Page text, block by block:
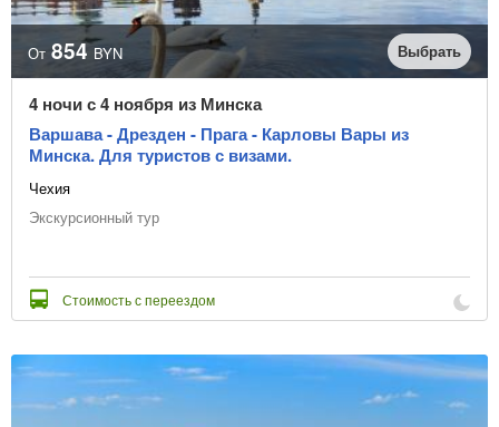
Отправление из Очистить
из Минска
Даты начала туров
или выбрать месяц начала туров
Количество ночей
Цена, BYN
В рассрочку
От 854 BYN Выбрать
4 ночи с 4 ноября из Минска
Варшава - Дрезден - Прага - Карловы Вары из
Минска. Для туристов с визами.
Чехия
Экскурсионный тур
Стоимость с переездом